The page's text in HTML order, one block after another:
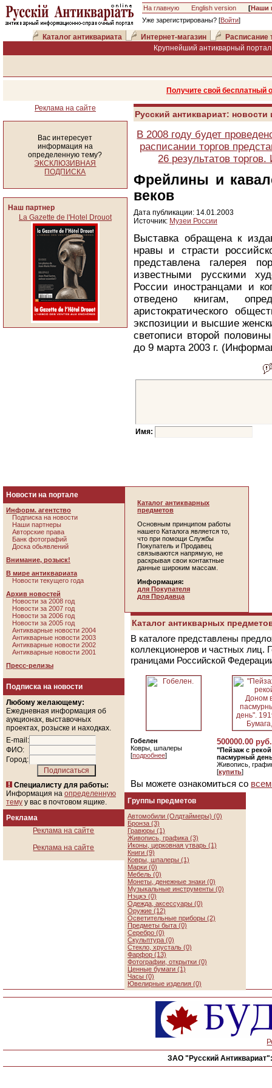
На главную English version [Наши
Уже зарегистрированы? [Войти]
Каталог антиквариата Интернет-магазин
Расписание
Крупнейший антикварный
Получите свой
Реклама на сайте
Вас интересует
информация на
определенную тему?
ЭКСКЛЮЗИВНАЯ
ПОДПИСКА
Наш партнер
La Gazette de l'Hotel Drouot
Русский антиквариат:
В 2008 году будет
расписании торгов
26 результатов
Фрейлины и
веков
Дата публикации: 14.01.2003
Источник: Музеи России
Выставка обращена к
нравы и страсти
представлена галерея
известными русскими
России иностранцами и
отведено книгам,
аристократического
экспозиции и высшие
светописи второй
до 9 марта 2003 г.
Имя:
Новости на портале
Информ. агентство
Подписка на новости
Наши партнеры
Авторские права
Банк фотографий
Доска обьявлений
Внимание, розыск!
В мире антиквариата
Новости текущего года
Архив новостей
Новости за 2008 год
Новости за 2007 год
Новости за 2006 год
Новости за 2005 год
Антикварные новости 2004
Антикварные новости 2003
Антикварные новости 2002
Антикварные новости 2001
Пресс-релизы
Подписка на новости
Любому желающему:
Ежедневная информация об
аукционах, выставочных
проектах, розыске и находках.
E-mail:
ФИО:
Город:
Специалисту для работы:
Информация на определенную
тему у вас в почтовом ящике.
Реклама
Реклама на сайте
Реклама на сайте
Каталог антикварных
предметов
Основным принципом работы
нашего Каталога является то,
что при помощи Службы
Покупатель и Продавец
связываются напрямую, не
раскрывая свои контактные
данные широким массам.
Информация:
для Покупателя
для Продавца
Каталог антикварных
В каталоге представлены
коллекционеров и частных лиц.
границами Российской
Гобелен
Ковры, шпалеры
[подробнее]
500000.00 руб.
"Пейзаж с
пасмурный
Живопись,
[купить]
Вы можете ознакомиться со
Группы предметов
Автомобили (Олдтаймеры) (0)
Бронза (3)
Гравюры (1)
Живопись, графика (3)
Иконы, церковная утварь (1)
Книги (9)
Ковры, шпалеры (1)
Марки (0)
Мебель (0)
Монеты, денежные знаки (0)
Музыкальные инструменты (0)
Нэцкэ (0)
Одежда, аксессуары (0)
Оружие (12)
Осветительные приборы (2)
Предметы быта (0)
Серебро (0)
Скульптура (0)
Стекло, хрусталь (0)
Фарфор (13)
Фотографии, открытки (0)
Ценные бумаги (1)
Часы (0)
Ювелирные изделия (0)
ЗАО "Русский Антиквариат":